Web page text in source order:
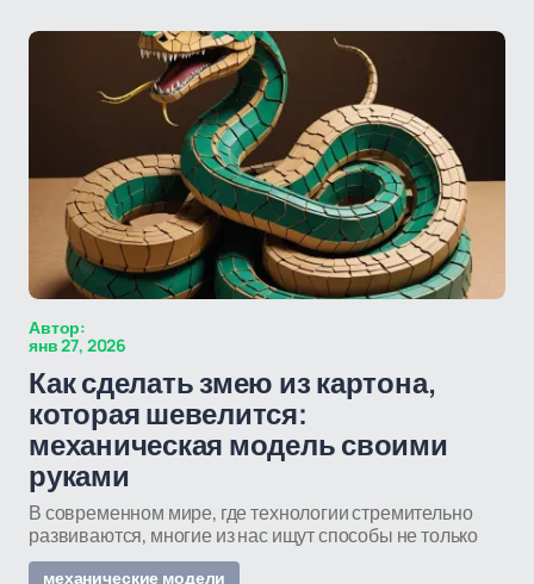
Автор:
янв 27, 2026
Как сделать змею из картона,
которая шевелится:
механическая модель своими
руками
В современном мире, где технологии стремительно
развиваются, многие из нас ищут способы не только
механические модели